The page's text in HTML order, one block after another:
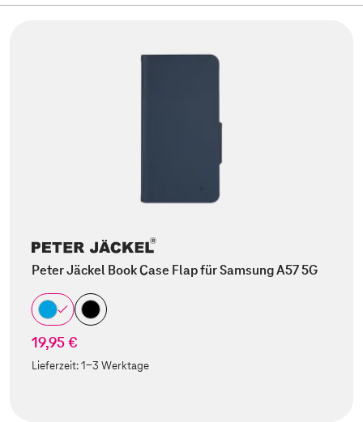
Peter Jäckel Book Case Flap für Samsung A57 5G
19,95 €
Lieferzeit:1-3 Werktage